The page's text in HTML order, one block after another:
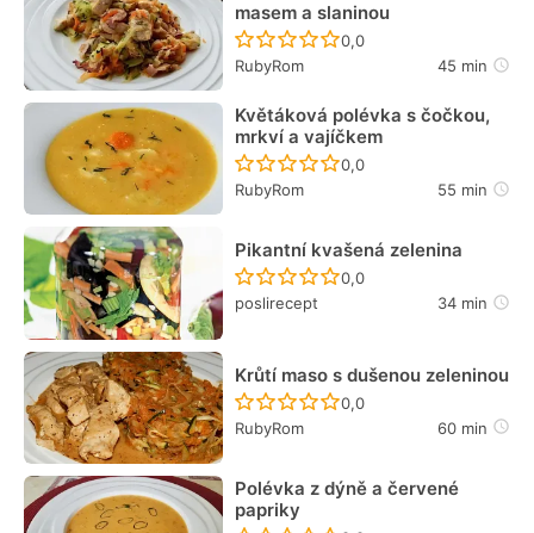
masem a slaninou
Recept ještě nebyl
0,0
RubyRom
45 min
Květáková polévka s čočkou,
mrkví a vajíčkem
Recept ještě nebyl
0,0
RubyRom
55 min
Pikantní kvašená zelenina
Recept ještě nebyl
0,0
poslirecept
34 min
Krůtí maso s dušenou zeleninou
Recept ještě nebyl
0,0
RubyRom
60 min
Polévka z dýně a červené
papriky